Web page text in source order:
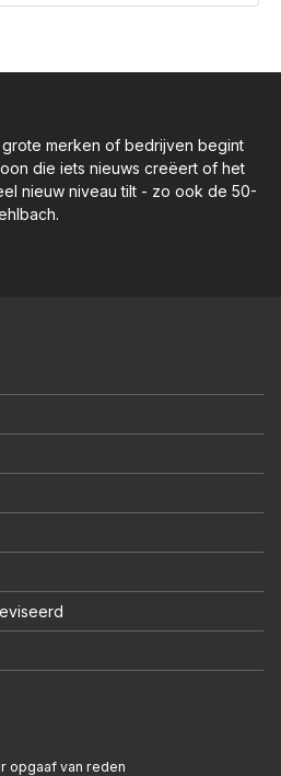
merken of bedrijven begint
die iets nieuws creëert of het
nieuw niveau tilt - zo ook de 50-
opgaaf van reden